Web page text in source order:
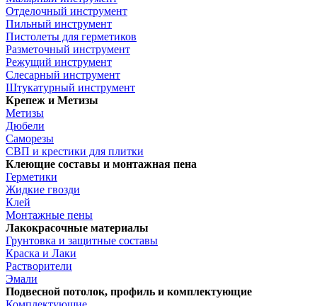
Отделочный инструмент
Пильный инструмент
Пистолеты для герметиков
Разметочный инструмент
Режущий инструмент
Слесарный инструмент
Штукатурный инструмент
Крепеж и Метизы
Метизы
Дюбели
Саморезы
СВП и крестики для плитки
Клеющие составы и монтажная пена
Герметики
Жидкие гвозди
Клей
Монтажные пены
Лакокрасочные материалы
Грунтовка и защитные составы
Краска и Лаки
Растворители
Эмали
Подвесной потолок, профиль и комплектующие